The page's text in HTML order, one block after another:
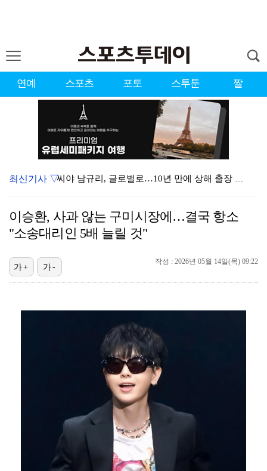
연예 스포츠 포토 스투툰 짤
씨야 남규리, 글로벌로…10년 만에 상해 출장 "음반·…
'오타니 결승타' 다저스, 연장 접전 끝에 애리조나 제…
[ST포토] 김하은2-김민별-김리안, 브이브이
"좌우 떠나 우리나라 국기" 김희철 …일침 날린 '태극…
[ST포토] 김리안, 멀리 가자
[ST포토] 김하은2, 집중하는 표정
최신기사 ▽
이승환, 사과 않는 구미시장에…결국 항소
"소송대리인 5배 늘릴 것"
작성 : 2026년 05월 14일(목) 09:22
가+ 가-